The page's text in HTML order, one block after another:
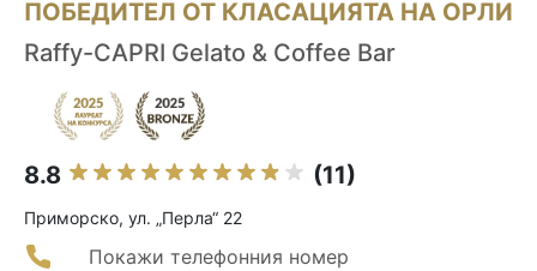
ПОБЕДИТЕЛ ОТ КЛАСАЦИЯТА НА ОРЛИ
Raffy-CAPRI Gelato & Coffee Bar
8.8 (11)
Приморско, ул. „Перла“ 22
Покажи телефонния номер